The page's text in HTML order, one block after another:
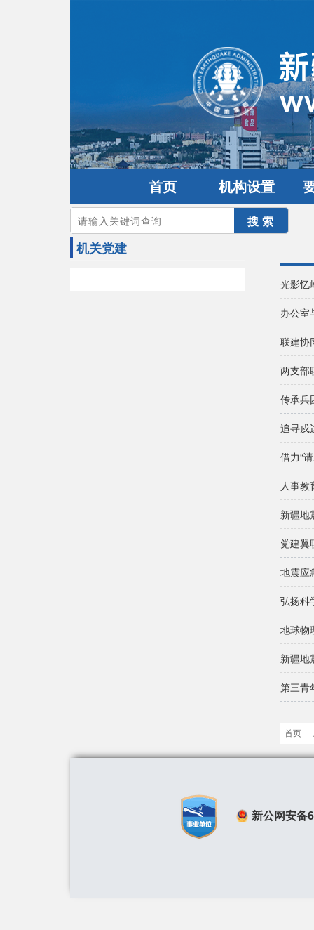
首页 机构设置
您的当前位置：首页>党建园地
机关党建
光影忆
办公室
联建协
两支部
传承兵
追寻戍
新疆地
地震应
弘扬科
地球物
新疆地
第三青
首页
新公网安备